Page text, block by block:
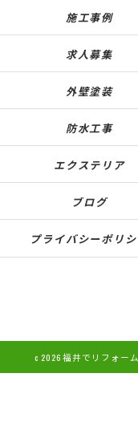
施工事例
求人募集
外壁塗装
防水工事
エクステリア
ブログ
プライバシーポリ
c 2026 福井でリフォーム